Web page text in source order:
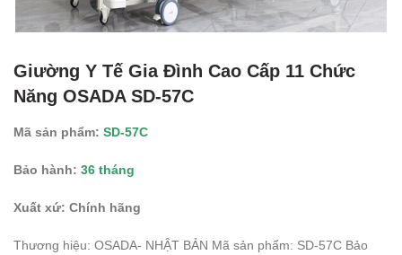
Giường Y Tế Gia Đình Cao Cấp 11 Chức
Năng OSADA SD-57C
Mã sản phẩm: SD-57C
Bảo hành: 36 tháng
Xuất xứ: Chính hãng
Thương hiệu: OSADA- NHẬT BẢN Mã sản phẩm: SD-57C Bảo